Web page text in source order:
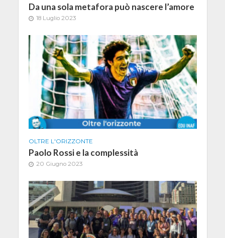
Da una sola metafora può nascere l’amore
18 Luglio 2023
OLTRE L'ORIZZONTE
Paolo Rossi e la complessità
20 Giugno 2023